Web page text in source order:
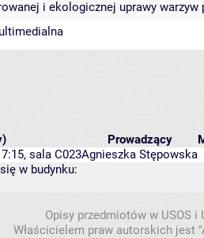
i ekologicznej uprawy warzyw
Prowadzący
sala C023Agnieszka Stępowska
w budynku:
Opisy przedmiotów w USOS
Właścicielem praw autorskich jest